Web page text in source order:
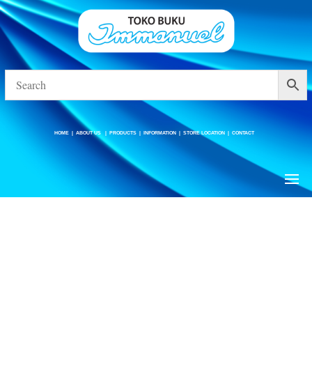
ABOUT US |STORE LOCATION
HOME |ABOUT US |PRODUCTS |INFORMATION |STORE LOCATION |CONTACT